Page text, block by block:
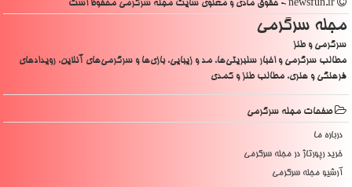
مجله سرگرمی
سرگرمی و طنز
مطالب سرگرمی و اخبار سلبریتی‌ها، مد و زیبایی، بازی‌ها و سرگرمی‌های آنلاین، رویدادهای
فرهنگی و هنری، مطالب طنز و کمدی
صفحات مجله سرگرمی
درباره ما
خرید رپورتاژ در مجله سرگرمی
آرشیو مجله سرگرمی